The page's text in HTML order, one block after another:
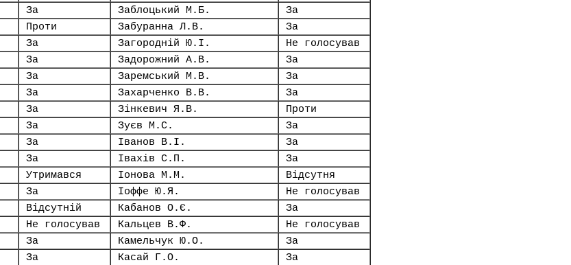
За Заблоцький М.Б.
За
Проти Забуранна Л.В.
За
За Загородній Ю.І.
Не голосував
За Задорожний А.В.
За
За Заремський М.В.
За
За Захарченко В.В.
За
За Зінкевич Я.В.
Проти
За Зуєв М.С.
За
За Іванов В.І.
За
За Івахів С.П.
За
Утримався Іонова М.М.
Відсутня
За Іоффе Ю.Я.
Не голосував
Відсутній Кабанов О.Є.
За
Не голосував Кальцев В.Ф.
Не голосував
За Камельчук Ю.О.
За
За Касай Г.О.
За